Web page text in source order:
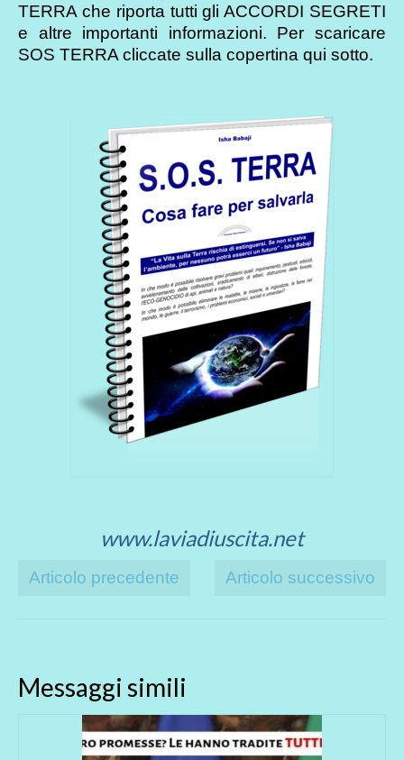
TERRA che riporta tutti gli ACCORDI SEGRETI
e altre importanti informazioni. Per scaricare
SOS TERRA cliccate sulla copertina qui sotto.
www.laviadiuscita.net
Articolo precedente Articolo successivo
Messaggi simili